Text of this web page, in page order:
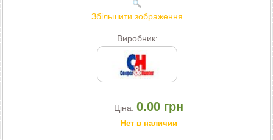
Збільшити зображення
Виробник:
Ціна: 0.00 грн
Нет в наличии